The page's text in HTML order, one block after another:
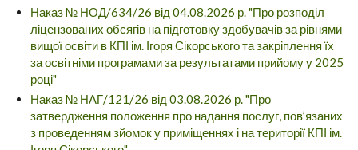
Наказ № НОД/634/26 від 04.08.2026 р. "Про розподіл
ліцензованих обсягів на підготовку здобувачів за рівнями
вищої освіти в КПІ ім. Ігоря Сікорського та закріплення їх
за освітніми програмами за результатами прийому у 2025
році"
Наказ № НАГ/121/26 від 03.08.2026 р. "Про
затвердження положення про надання послуг, пов’язаних
з проведенням зйомок у приміщеннях і на території КПІ ім.